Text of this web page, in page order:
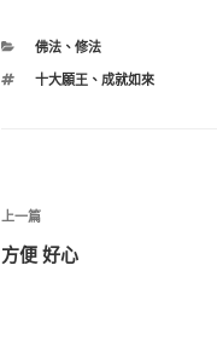
分
佛法、 修法
標
十大願王、 成就如來
文
章
上
一
上一篇
方便 好心